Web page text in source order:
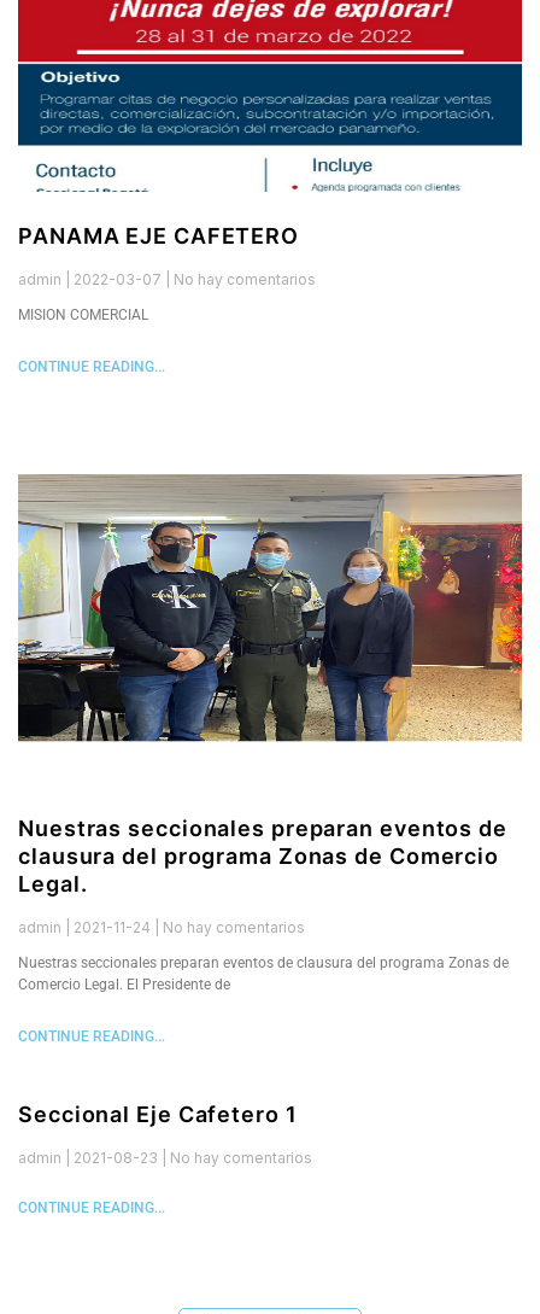
PANAMA EJE CAFETERO
admin 2022-03-07 No hay comentarios
MISION COMERCIAL
CONTINUE READING...
Nuestras seccionales preparan eventos de
clausura del programa Zonas de Comercio
Legal.
admin 2021-11-24 No hay comentarios
Nuestras seccionales preparan eventos de clausura del programa Zonas de
Comercio Legal. El Presidente de
CONTINUE READING...
Seccional Eje Cafetero 1
admin 2021-08-23 No hay comentarios
CONTINUE READING...